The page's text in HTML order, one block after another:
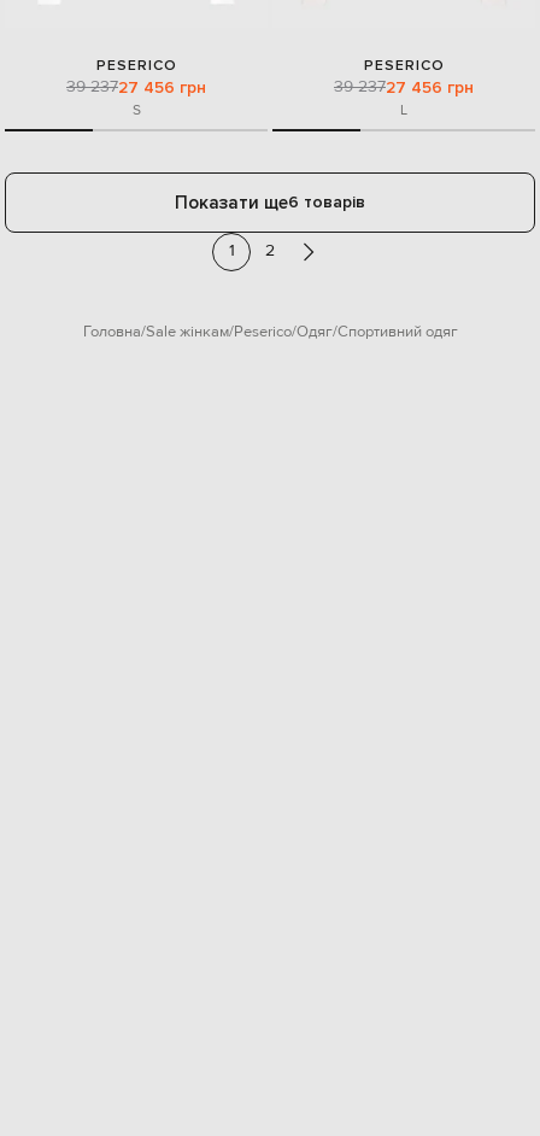
PESERICO
39 23727 456 грн
S
PESERICO
39 23727 456 грн
L
Показати ще6 товарів
1 2
Головна Sale жінкам Peserico Одяг Спортивний одяг